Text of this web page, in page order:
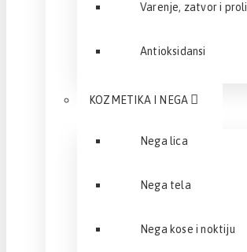
Varenje, zatvor i
Antioksidansi
KOZMETIKA I NEGA
Nega lica
Nega tela
Nega kose i noktiju